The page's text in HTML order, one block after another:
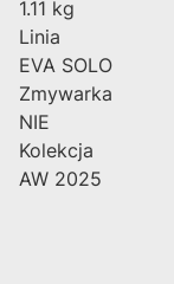
1.11 kg
Linia
EVA SOLO
Zmywarka
NIE
Kolekcja
AW 2025